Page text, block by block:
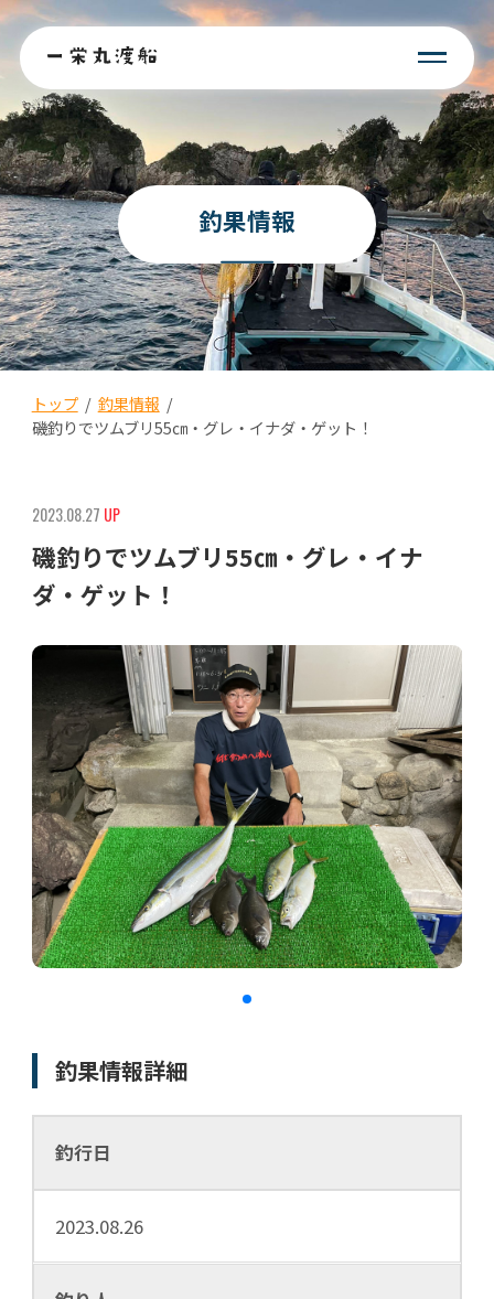
釣果情報
トップ/ 釣果情報 /
磯釣りでツムブリ55㎝・グレ・イナダ・ゲット！
2023.08.27 UP
磯釣りでツムブリ55㎝・グレ・イナ
ダ・ゲット！
釣果情報詳細
釣行日
2023.08.26